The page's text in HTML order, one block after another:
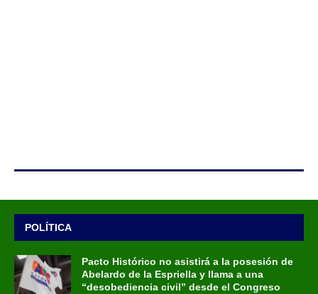
POLÍTICA
Pacto Histórico no asistirá a la posesión de
Abelardo de la Espriella y llama a una
“desobediencia civil” desde el Congreso